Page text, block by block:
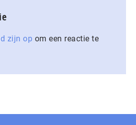
zijn op om een reactie te